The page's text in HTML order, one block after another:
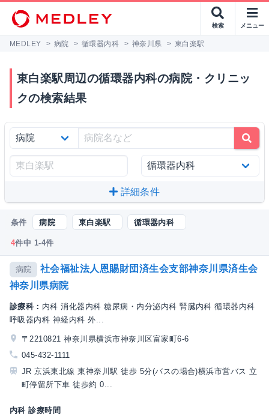
検索 メニュー
MEDLEY > 病院 > 循環器内科 > 神奈川県 > 東白楽駅
東白楽駅周辺の循環器内科の病院・クリニッ
クの検索結果
詳細条件
条件 病院 東白楽駅 循環器内科
4件中 1-4件
病院
社会福祉法人恩賜財団済生会支部神奈川県済生会
神奈川県病院
診療科： 内科 消化器内科 糖尿病・内分泌内科 腎臓内科 循環器内科
呼吸器内科 神経内科 外...
〒2210821 神奈川県横浜市神奈川区富家町6-6
045-432-1111
JR 京浜東北線 東神奈川駅 徒歩 5分(バスの場合)横浜市営バス 立
町停留所下車 徒歩約 0...
内科 診療時間